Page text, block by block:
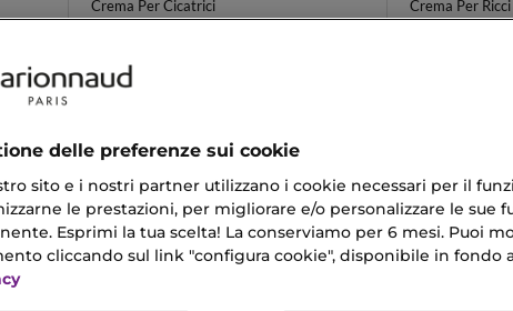
Crema Per Cicatrici Crema Per Ricci
Retinolo E Niacinamide
Consegna Gratuita
da 35€​ in 24/48H
Campioni
Omaggio
delle preferenze sui cookie
sito e i nostri partner utilizzano i cookie necessari per il
le prestazioni, per migliorare e/o personalizzare le sue
Esprimi la tua scelta! La conserviamo per 6 mesi. Puoi
cliccando sul link "configura cookie", disponibile in fondo